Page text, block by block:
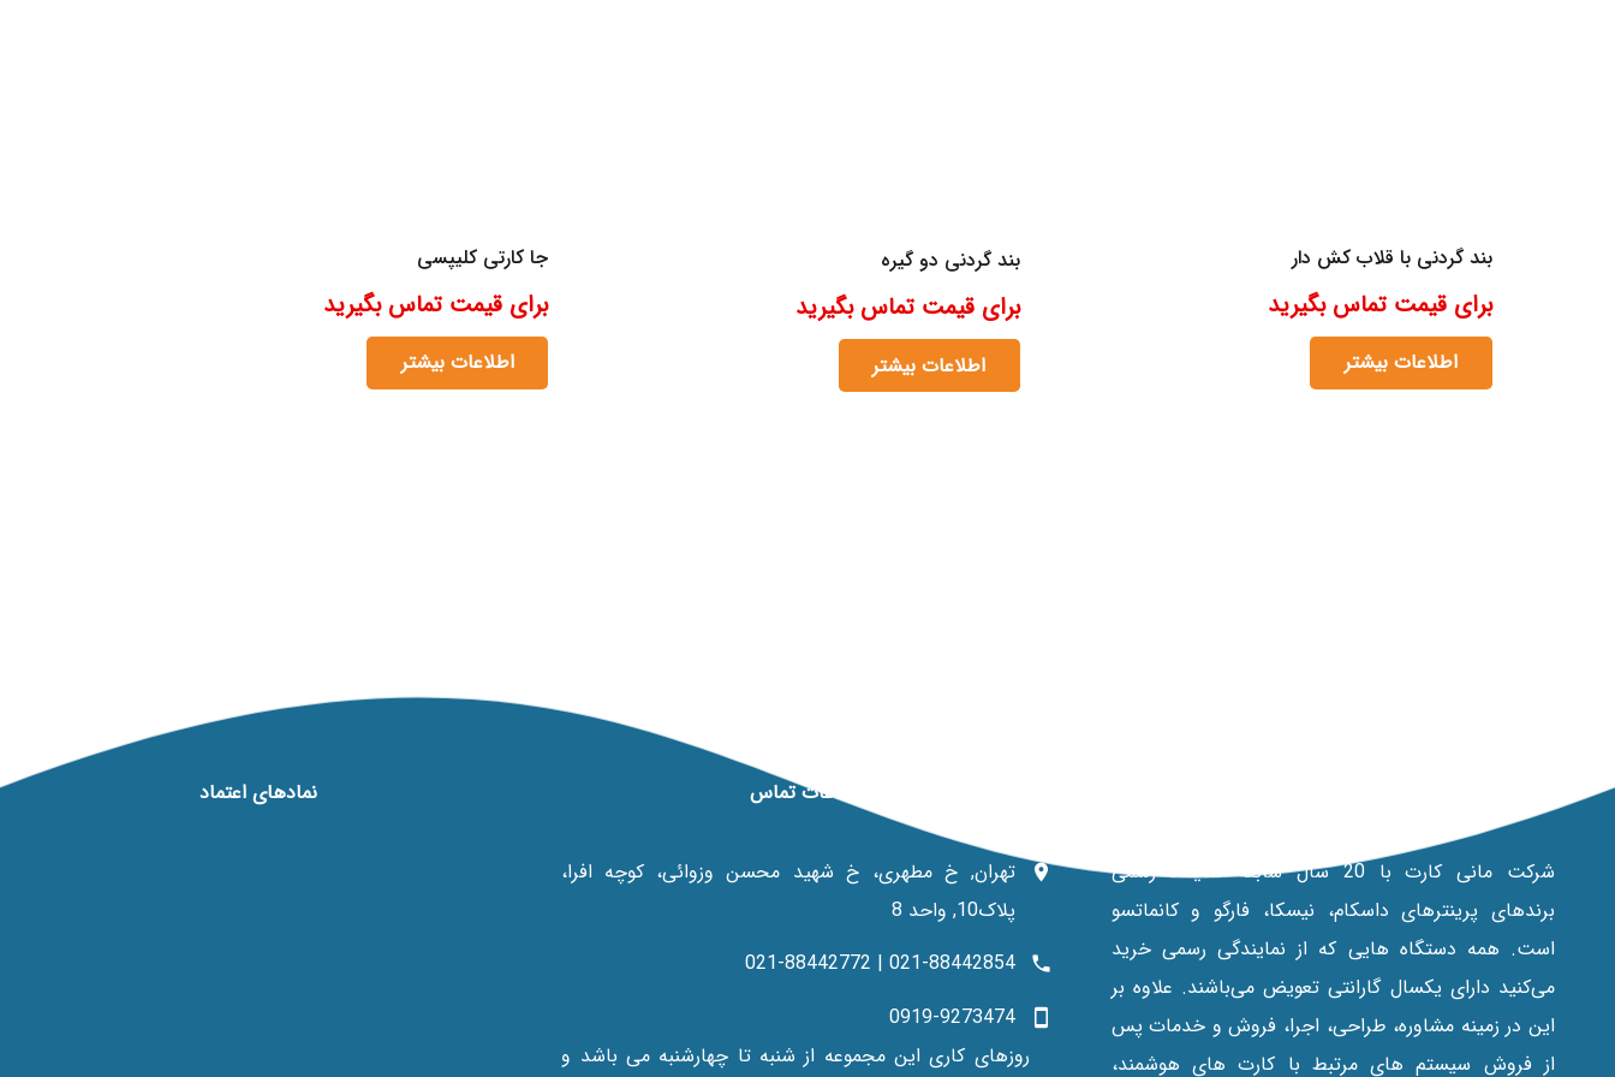
بند گردنی با قلاب کش دار
برای قیمت تماس بگیرید
اطلاعات بیشتر
بند گردنی دو گیره
برای قیمت تماس بگیرید
اطلاعات بیشتر
جا کارتی کلیپسی
برای قیمت تماس بگیرید
اطلاعات بیشتر
شرکت مانی کارت با 20 سال سابقه نماینده رسمی
برندهای پرینترهای داسکام، نیسکا، فارگو و کانماتسو
است. همه دستگاه‌ هایی که از نمایندگی رسمی خرید
می‌کنید دارای یکسال گارانتی تعویض می‌باشند. علاوه بر
این در زمينه مشاوره، طراحی، اجرا، فروش و خدمات پس
از فروش سیستم های مرتبط با کارت های هوشمند،
اطلاعات تماس
تهران, خ مطهری، خ شهید محسن وزوائی، کوچه افرا،
پلاک10, واحد 8
021-88442854 | 021-88442772
0919-9273474
روزهای کاری این مجموعه از شنبه تا چهارشنبه می باشد و
نماد‌های اعتماد